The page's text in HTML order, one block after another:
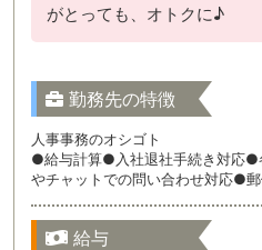
がとっても、オトクに♪
勤務先の特徴
人事事務のオシゴト
●給与計算●入社退社手続き対応●
やチャットでの問い合わせ対応●
給与